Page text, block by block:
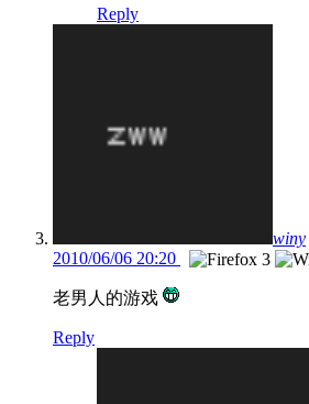
Reply
winy
2010/06/06 20:20
老男人的游戏
Reply